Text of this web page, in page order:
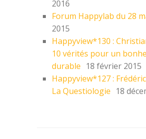
2016
Forum Happylab du 28
2015
Happyview*130 :
10 vérités pour un
durable 18 février 2015
Happyview*127 :
La Questiologie 18